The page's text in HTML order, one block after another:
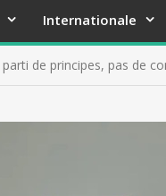
Internationale
parti de principes, pas de